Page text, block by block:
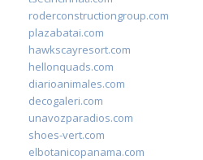
roderconstructiongroup.com
plazabatai.com
hawkscayresort.com
hellonquads.com
diarioanimales.com
decogaleri.com
unavozparadios.com
shoes-vert.com
elbotanicopanama.com